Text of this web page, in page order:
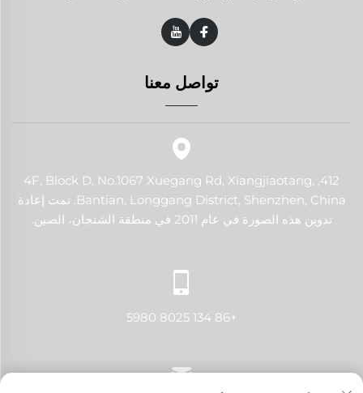
تواصل معنا
412, 4F, Block D, No.1067 Xuegang Rd, Xiangjiaotang,
Bantian, Longgang District, Shenzhen, China. تمت إعادة
تدوين هذه الصورة في عام 2011 في منطقة الشنجان، الصين.
+86 134 8025 5980